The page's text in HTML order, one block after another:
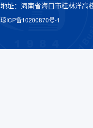
地址：海南省海口市桂林洋
琼ICP备10200870号-1